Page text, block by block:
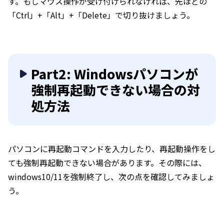
「Ctrl」+「Alt」+「Delete」で切り抜けましょう。
Part2: Windowsパソコンが
強制再起動できない場合の対
処方法
パソコンに再起動コマンドを入力したり、再起動操作をし
ても強制再起動できない場合があります。その際には、
windows10/11を強制終了し、次の点を確認してみましょ
う。